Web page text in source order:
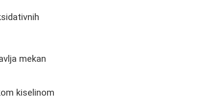
mekan
kiselinom